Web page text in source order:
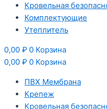
Кровельная
Комплектующие
Утеплитель
0,00 ₽ 0 Корзина
0,00 ₽ 0 Корзина
ПВХ Мембранa
Крепеж
Кровельная